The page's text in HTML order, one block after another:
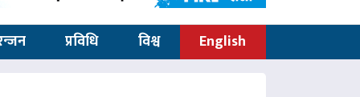
प्रविधि विश्व English